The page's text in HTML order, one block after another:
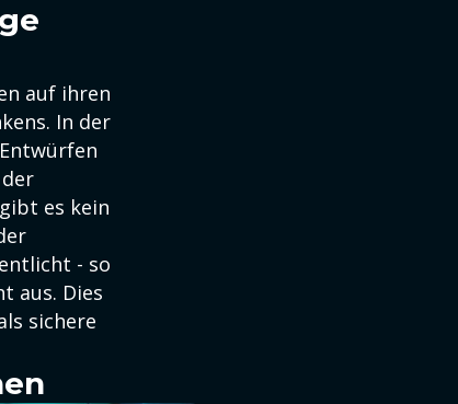
auf ihren
In der
es kein
- so
aus. Dies
sichere